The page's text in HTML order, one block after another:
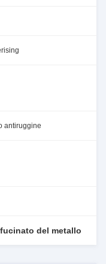
antiruggine
del metallo